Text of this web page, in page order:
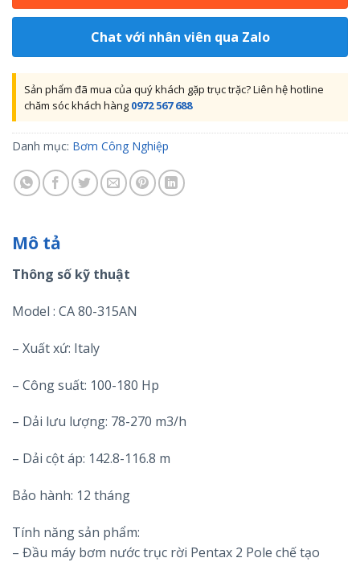
Chat với nhân viên qua Zalo
Sản phẩm đã mua của quý khách gặp trục trặc? Liên hệ hotline
chăm sóc khách hàng 0972 567 688
Danh mục: Bơm Công Nghiệp
Mô tả
Thông số kỹ thuật
Model : CA 80-315AN
– Xuất xứ: Italy
– Công suất: 100-180 Hp
– Dải lưu lượng: 78-270 m3/h
– Dải cột áp: 142.8-116.8 m
Bảo hành: 12 tháng
Tính năng sản phẩm:
– Đầu máy bơm nước trục rời Pentax 2 Pole chế tạo